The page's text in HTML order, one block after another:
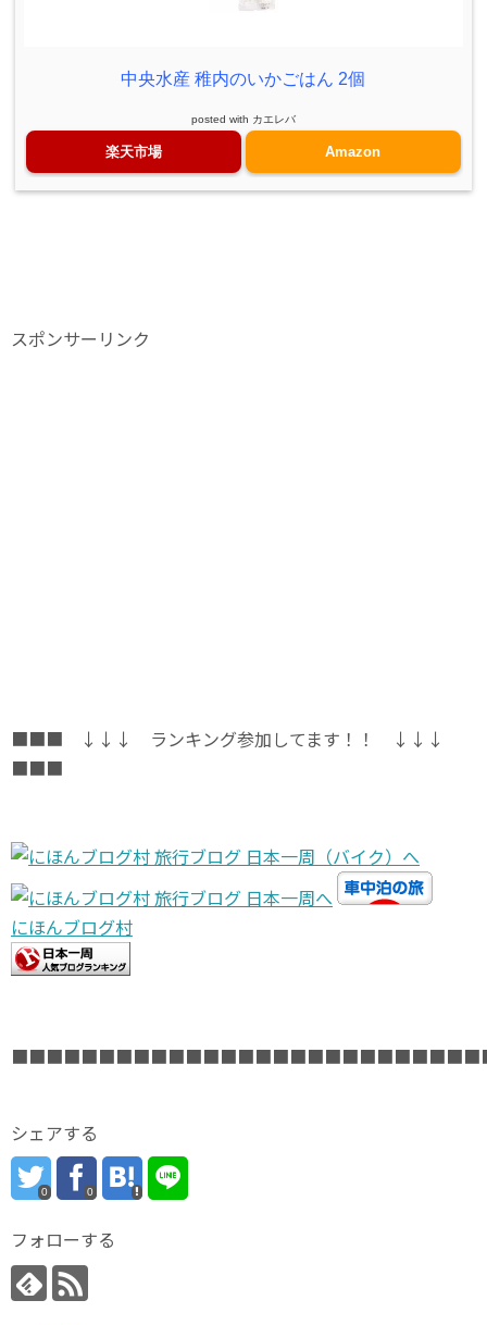
中央水産 稚内のいかごはん 2個
posted with カエレバ
楽天市場 Amazon
スポンサーリンク
■■■ ↓↓↓ ランキング参加してます！！ ↓↓↓
■■■
にほんブログ村
シェアする
0 0
フォローする